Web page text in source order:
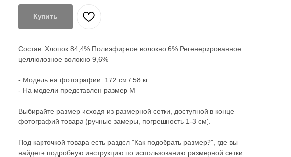
Купить
Состав: Хлопок 84,4% Полиэфирное волокно 6% Регенерированное
целлюлозное волокно 9,6%
- Модель на фотографии: 172 см / 58 кг.
- На модели представлен размер M
Выбирайте размер исходя из размерной сетки, доступной в конце
фотографий товара (ручные замеры, погрешность 1-3 см).
Под карточкой товара есть раздел "Как подобрать размер?", где вы
найдете подробную инструкцию по использованию размерной сетки.